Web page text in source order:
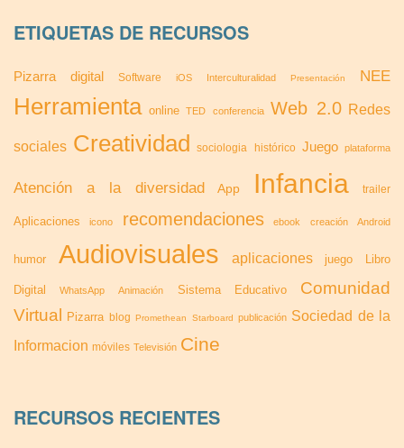
ETIQUETAS DE RECURSOS
Pizarra digital Software iOS Interculturalidad Presentación NEE
Herramienta online TED conferencia Web 2.0 Redes
sociales Creatividad sociologia histórico Juego plataforma
Atención a la diversidad App Infancia trailer
Aplicaciones icono recomendaciones ebook creación Android
humor Audiovisuales aplicaciones juego Libro
Digital WhatsApp Animación Sistema Educativo
Comunidad
Virtual Pizarra blog Promethean Starboard publicación Sociedad de la
Informacion móviles Televisión Cine
RECURSOS RECIENTES